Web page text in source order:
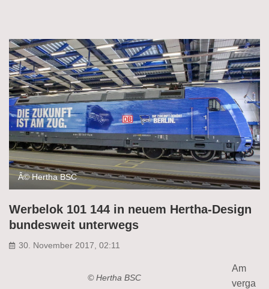
Â© Hertha BSC
Werbelok 101 144 in neuem Hertha-Design
bundesweit unterwegs
30. November 2017, 02:11
© Hertha BSC
Am
verga